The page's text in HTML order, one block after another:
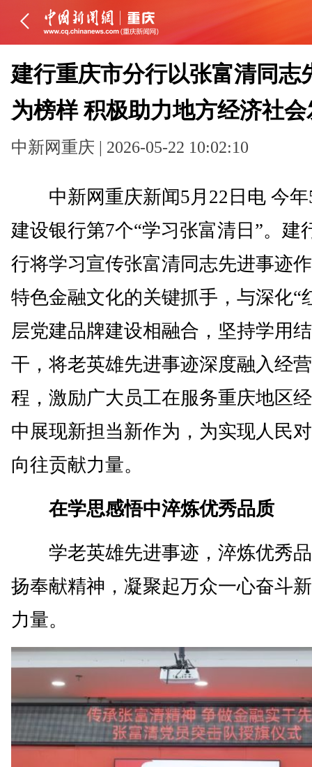
建行重庆市分行以张富清同志
为榜样 积极助力地方经济社
中新网重庆 | 2026-05-22 10:02:10
中新网重庆新闻5月22日电 今年
建设银行第7个“学习张富清日”。建
行将学习宣传张富清同志先进事迹
特色金融文化的关键抓手，与深化“
层党建品牌建设相融合，坚持学用
干，将老英雄先进事迹深度融入经
程，激励广大员工在服务重庆地区
中展现新担当新作为，为实现人民
向往贡献力量。
在学思感悟中淬炼优秀品质
学老英雄先进事迹，淬炼优秀品
扬奉献精神，凝聚起万众一心奋斗
力量。